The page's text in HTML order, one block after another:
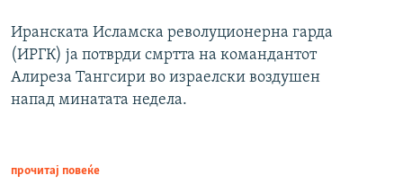
Иранската Исламска револуционерна гарда
(ИРГК) ја потврди смртта на командантот
Алиреза Тангсири во израелски воздушен
напад минатата недела.
прочитај повеќе